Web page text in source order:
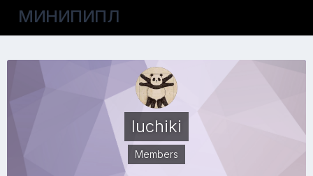
МИНИПИПЛ
luchiki
Members